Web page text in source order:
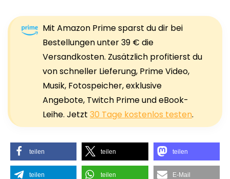
Mit Amazon Prime sparst du dir bei
Bestellungen unter 39 € die
Versandkosten. Zusätzlich profitierst du
von schneller Lieferung, Prime Video,
Musik, Fotospeicher, exklusive
Angebote, Twitch Prime und eBook-
Leihe. Jetzt 30 Tage kostenlos testen.
teilen teilen teilen
teilen teilen E-Mail